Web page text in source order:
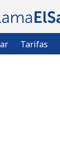
Tarifas